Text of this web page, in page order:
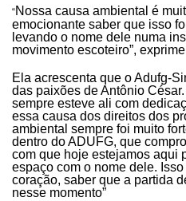
“Nossa causa ambiental é
emocionante saber que isso
levando o nome dele numa
movimento escoteiro”,
Ela acrescenta que o Adufg-
das paixões de Antônio
sempre esteve ali com
essa causa dos direitos dos
ambiental sempre foi muito
dentro do ADUFG, que
com que hoje estejamos aqui
espaço com o nome dele.
coração, saber que a partida
nesse momento”